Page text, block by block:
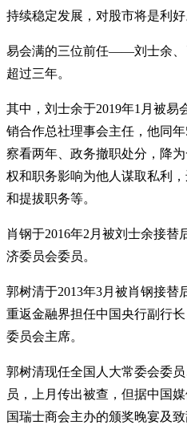
持续稳定发展，对股市将是利好
易会满的三位前任——刘士余、
超过三年。
其中，刘士余于2019年1月被易
销合作总社理事会主任，他同
察看两年、政务撤职处分，降
权和职务影响为他人谋取私利
和提拔职务等。
肖钢于2016年2月被刘士余接
济委员会委员。
郭树清于2013年3月被肖钢接替
重返金融界担任中国央行副行
委员会主席。
郭树清现任全国人大常委会委
员，上月传出被查，但据中国
国瑞士商会主办的颁奖晚宴及致